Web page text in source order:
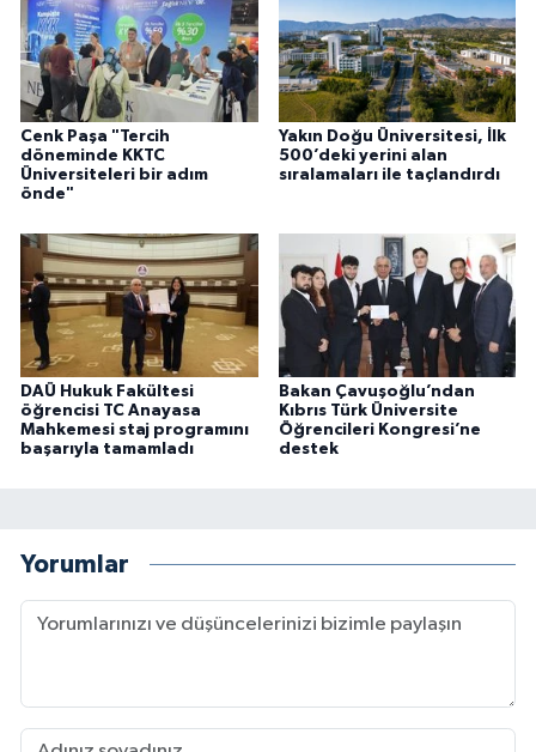
Cenk Paşa "Tercih
döneminde KKTC
Üniversiteleri bir adım
önde"
Yakın Doğu Üniversitesi, İlk
500’deki yerini alan
sıralamaları ile taçlandırdı
DAÜ Hukuk Fakültesi
öğrencisi TC Anayasa
Mahkemesi staj programını
başarıyla tamamladı
Bakan Çavuşoğlu’ndan
Kıbrıs Türk Üniversite
Öğrencileri Kongresi’ne
destek
Yorumlar